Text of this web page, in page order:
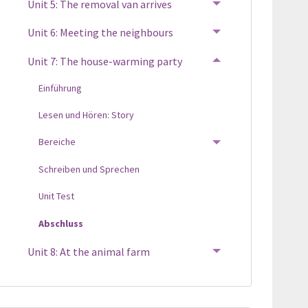
Unit 5: The removal van arrives TOGGLE MENU
Unit 6: Meeting the neighbours TOGGLE MENU
Unit 7: The house-warming party
TOGGLE MENU
Einführung
Lesen und Hören: Story
Bereiche
TOGGLE MENU
Schreiben und Sprechen
Unit Test
Abschluss
Unit 8: At the animal farm TOGGLE MENU